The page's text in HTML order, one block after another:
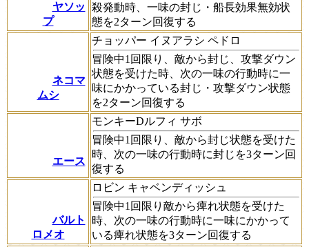
ヤソッ
プ
殺発動時、一味の封じ・船長効果無効状
態を2ターン回復する
ネコマ
ムシ
チョッパー イヌアラシ ペドロ
冒険中1回限り、敵から封じ、攻撃ダウン
状態を受けた時、次の一味の行動時に一
味にかかっている封じ・攻撃ダウン状態
を2ターン回復する
エース
モンキーDルフィ サボ
冒険中1回限り、敵から封じ状態を受けた
時、次の一味の行動時に封じを3ターン回
復する
バルト
ロメオ
ロビン キャベンディッシュ
冒険中1回限り敵から痺れ状態を受けた
時、次の一味の行動時に一味にかかって
いる痺れ状態を3ターン回復する